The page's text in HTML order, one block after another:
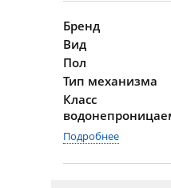
Бренд
Вид
Пол
Тип механизма
Класс
Подробнее